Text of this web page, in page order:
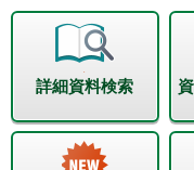
詳細資料検索